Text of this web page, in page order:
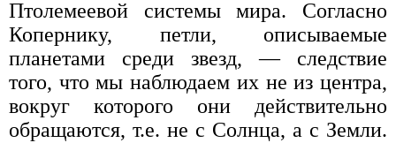
Птолемеевой системы мира. Согласно
Копернику, петли, описываемые
планетами среди звезд, — следствие
того, что мы наблюдаем их не из центра,
вокруг которого они действительно
обращаются, т.е. не с Солнца, а с Земли.